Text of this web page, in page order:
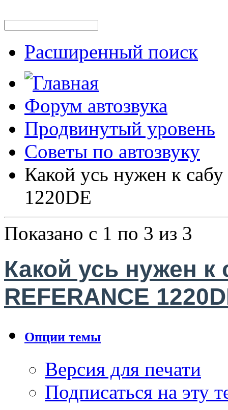
Расширенный поиск
Форум автозвука
Продвинутый уровень
Советы по автозвуку
Какой усь нужен к
1220DE
Показано с 1 по 3 из 3
Какой усь нужен к
REFERANCE
Опции темы
Версия для печати
Подписаться на эту